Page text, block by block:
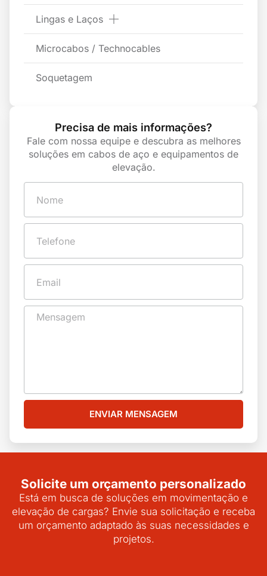
Lingas e Laços
Microcabos / Technocables
Soquetagem
Precisa de mais informações?
Fale com nossa equipe e descubra as melhores
soluções em cabos de aço e equipamentos de
elevação.
ENVIAR MENSAGEM
Solicite um orçamento personalizado
Está em busca de soluções em movimentação e
elevação de cargas? Envie sua solicitação e receba
um orçamento adaptado às suas necessidades e
projetos.